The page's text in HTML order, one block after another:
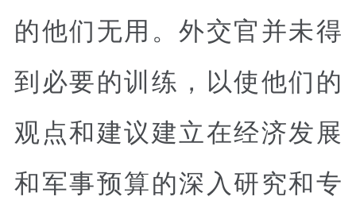
的他们无用。外交官并未得
到必要的训练，以使他们的
观点和建议建立在经济发展
和军事预算的深入研究和专